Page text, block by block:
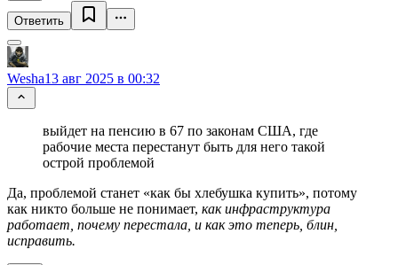
Ответить
Wesha13 авг 2025 в 00:32
выйдет на пенсию в 67 по законам США, где
рабочие места перестанут быть для него такой
острой проблемой
Да, проблемой станет «как бы хлебушка купить», потому
как никто больше не понимает, как инфраструктура
работает, почему перестала, и как это теперь, блин,
исправить.